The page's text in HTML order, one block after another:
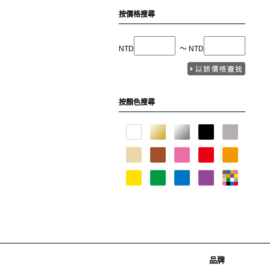
按價格搜尋
NTD 〜 NTD
按顏色搜尋
品牌